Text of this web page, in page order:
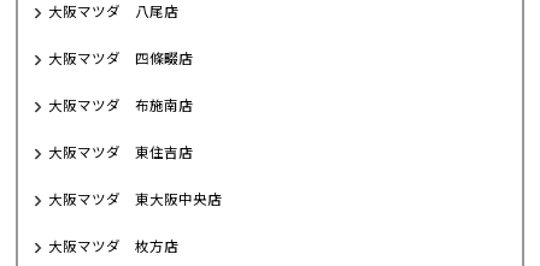
大阪マツダ 八尾店
大阪マツダ 四條畷店
大阪マツダ 布施南店
大阪マツダ 東住吉店
大阪マツダ 東大阪中央店
大阪マツダ 枚方店